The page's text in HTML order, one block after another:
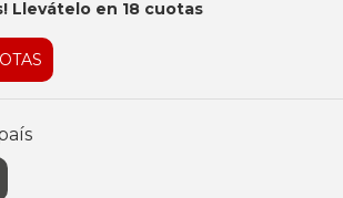
Llevátelo en 18 cuotas